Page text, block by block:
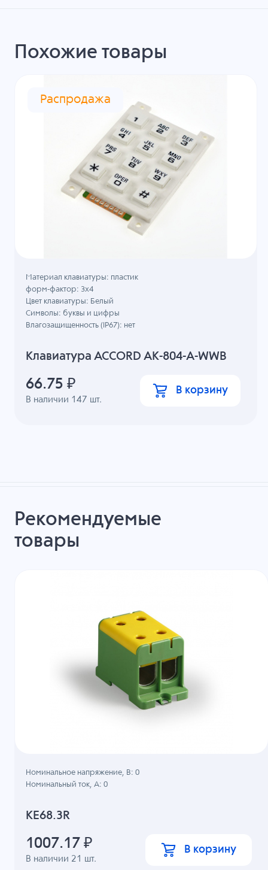
Похожие товары
Распродажа
Клавиатура ACCORD AK-804-A-WWB
В наличии 147 шт.
Материал клавиатуры: пластик
форм-фактор: 3х4
Цвет клавиатуры: Белый
Символы: буквы и цифры
Влагозащищенность (IP67): нет
66.75 ₽ В корзину
Рекомендуемые
товары
KE68.3R
В наличии 21 шт.
Номинальное напряжение, B: 0
Номинальный ток, А: 0
1007.17 ₽ В корзину